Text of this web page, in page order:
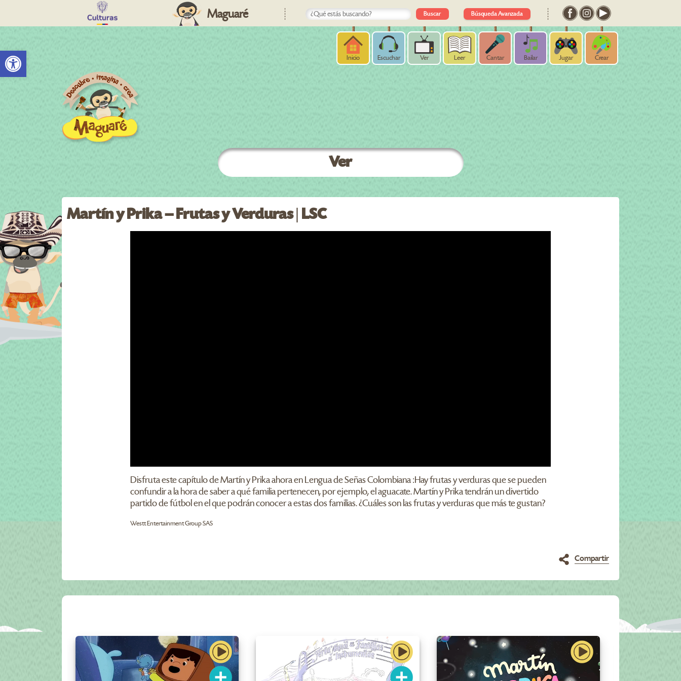
Abrir barra de herramientas
Maguaré Búsqueda Avanzada
Inicio Escuchar Ver Leer Cantar Bailar Jugar Crear
Ver
Martín y Prika – Frutas y Verduras | LSC
Disfruta este capítulo de Martín y Prika ahora en Lengua de Señas Colombiana :Hay frutas y verduras que se pueden
confundir a la hora de saber a qué familia pertenecen, por ejemplo, el aguacate. Martín y Prika tendrán un divertido
partido de fútbol en el que podrán conocer a estas dos familias. ¿Cuáles son las frutas y verduras que más te gustan?
Westt Entertainment Group SAS
Compartir